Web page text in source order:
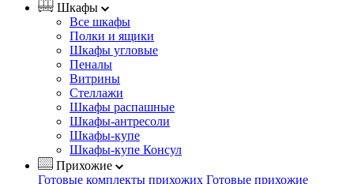
Шкафы
Все шкафы
Полки и ящики
Шкафы угловые
Пеналы
Витрины
Стеллажи
Шкафы распашные
Шкафы-антресоли
Шкафы-купе
Шкафы-купе Консул
Прихожие
Готовые комплекты прихожих Готовые прихожие